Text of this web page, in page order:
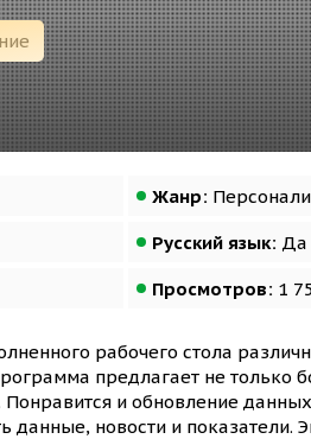
Жанр:
Русский язык: Да
Просмотров: 1
рабочего стола
предлагает не только
и обновление
данные, новости и показатели.